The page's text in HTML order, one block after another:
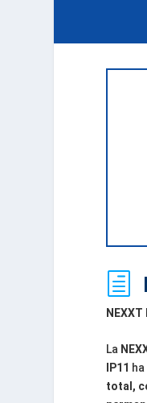
h
NEXXT
La
IP11
total,